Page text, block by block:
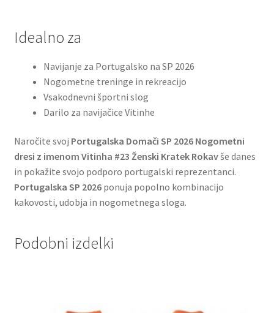
Idealno za
Navijanje za Portugalsko na SP 2026
Nogometne treninge in rekreacijo
Vsakodnevni športni slog
Darilo za navijačice Vitinhe
Naročite svoj Portugalska Domači SP 2026 Nogometni
dresi z imenom Vitinha #23 Ženski Kratek Rokavše danes
in pokažite svojo podporo portugalski reprezentanci.
Portugalska SP 2026ponuja popolno kombinacijo
kakovosti, udobja in nogometnega sloga.
Podobni izdelki